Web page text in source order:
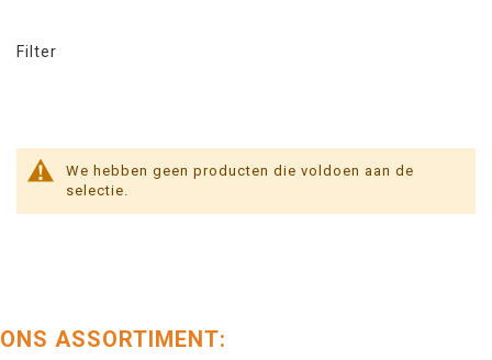
We hebben geen producten die voldoen aan de
selectie.
Filter
ONS ASSORTIMENT: